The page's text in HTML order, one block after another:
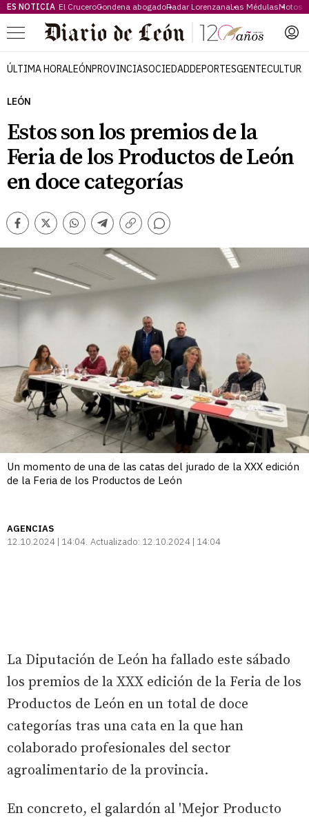
ES NOTICIA El CruceroCondena abogadoRadar LorenzanaLas MédulasMotos
Menú
ÚLTIMA HORALEÓNPROVINCIASOCIEDADDEPORTESGENTECULTURA
LEÓN
Estos son los premios de la
Feria de los Productos de León
en doce categorías
Facebook
TwitterWhatsappTelegram
Copiar
Comentarios
Un momento de una de las catas del jurado de la XXX edición
de la Feria de los Productos de León
AGENCIAS
12.10.2024 | 14:04 Actualizado: 12.10.2024 | 14:04
La Diputación de León ha fallado este sábado
los premios de la XXX edición de la Feria de los
Productos de León en un total de doce
categorías tras una cata en la que han
colaborado profesionales del sector
agroalimentario de la provincia.
En concreto, el galardón al 'Mejor Producto